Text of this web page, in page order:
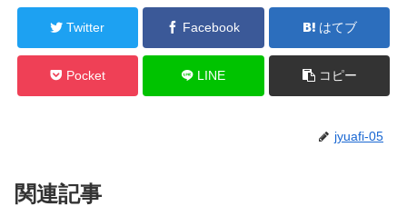
Twitter Facebook はてブ
Pocket LINE コピー
jyuafi-05
関連記事